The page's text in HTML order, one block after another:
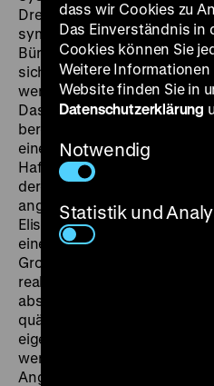
Dreieckskonflikt, der die
symbolischen Charakter.
Bürgermeister, steht für die
sich politisch kaum
weniger glücklich ins Private
Dass das Leben aber auch
bereithalten kann, erfährt
einem Mann aus dem
Hafenarbeiter Jacob. Eine
deren tragischer Ausgang im
angedeutet wird. Denn auch
Elisabeth verliebt. Und in
eine Pistole… Carow lässt
Groteske, mal ins
realistische Grundton der
absurden Zerrbildern, die
quälender Unsicherheiten
eigenen Verstrickungen ins
werden können. In der
Angelica Domröse eine
dass wir Cookies zu
Das Einverständnis in
Cookies können Sie
Weitere
Website finden Sie in
Datenschutzerklärung
Notwendig
Statistik und